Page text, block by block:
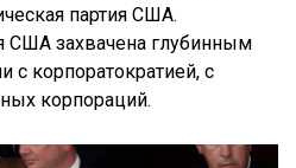
партия США.
США захвачена глубинным
с корпоратократией, с
корпораций.